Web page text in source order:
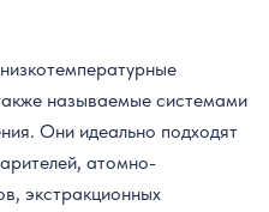
называемые системами
Они идеально подходят
атомно-
экстракционных